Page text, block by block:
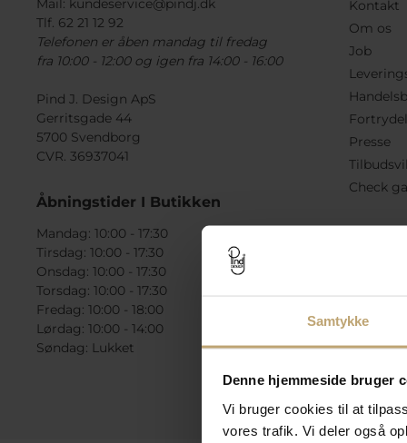
Samtykke
Denne hjemmeside bruger
Vi bruger cookies til at
vores trafik. Vi deler også
Mail: kundeservice@pindj.dk
Tlf. 62 21 12 92
Telefonen er åben mandag til fredag
fra 10:00 - 12:00 og igen fra 14:00 - 16:00
Pind J. Design ApS
Gerritsgade 44
5700 Svendborg
CVR. 36937041
Åbningstider I Butikken
Mandag: 10:00 - 17:30
Tirsdag: 10:00 - 17:30
Onsdag: 10:00 - 17:30
Torsdag: 10:00 - 17:30
Fredag: 10:00 - 18:00
Lørdag: 10:00 - 14:00
Søndag: Lukket
Kontakt
Om os
Job
Presse
Check